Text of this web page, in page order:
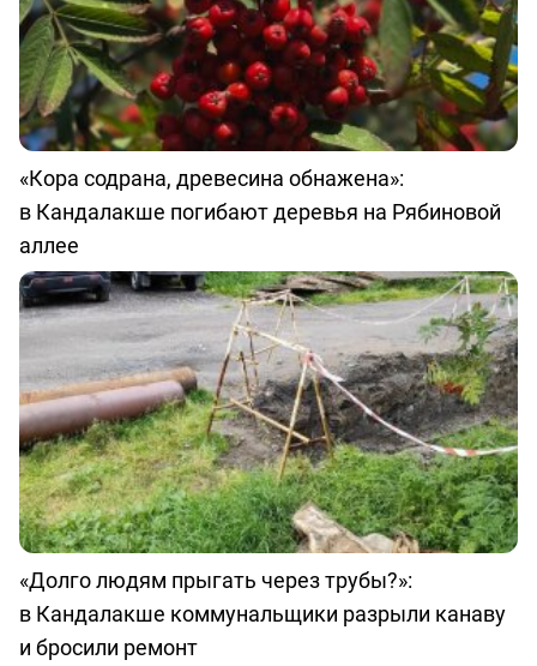
«Кора содрана, древесина обнажена»:
в Кандалакше погибают деревья на Рябиновой
аллее
«Долго людям прыгать через трубы?»:
в Кандалакше коммунальщики разрыли канаву
и бросили ремонт